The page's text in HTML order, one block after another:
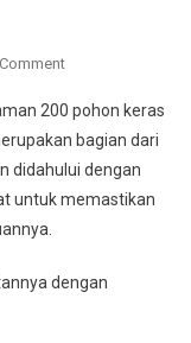
On
Memberikan
Pengarahan
Kepada
Masyarakat
Aksi
200 pohon keras
bagian dari
didahului dengan
untuk memastikan
dengan